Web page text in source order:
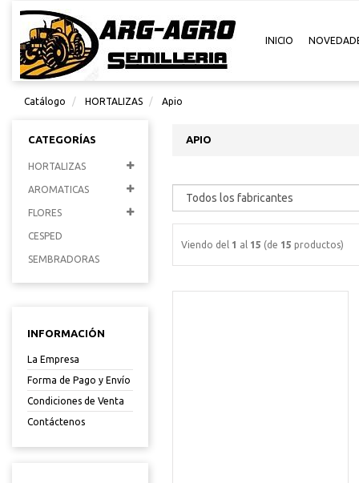
INICIO
Catálogo HORTALIZAS Apio
CATEGORÍAS
HORTALIZAS
AROMATICAS
FLORES
CESPED
SEMBRADORAS
INFORMACIÓN
La Empresa
Forma de Pago y Envío
Condiciones de Venta
Contáctenos
APIO
Viendo del 1 al 15 (de 15 productos)